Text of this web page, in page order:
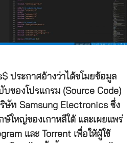
ประกาศอ้างว่าได้ขโมยข้อมูล
ของโปรแกรม (Source Code)
ษัท Samsung Electronics ซึ่ง
ษ์ใหญ่ของเกาหลีใต้ และเผยแพร่
และ Torrent เพื่อให้ผู้ใช้